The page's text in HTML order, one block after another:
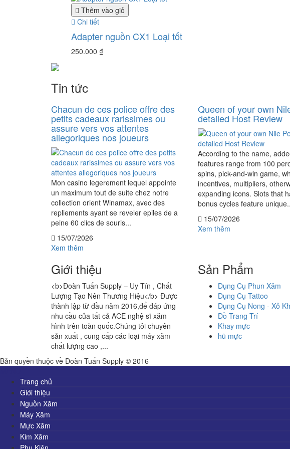
Thêm vào giỏ
Chi tiết
Adapter nguồn CX1 Loại tốt
250.000 ₫
Tin tức
Chacun de ces police offre des
petits cadeaux rarissimes ou
assure vers vos attentes
allegoriques nos joueurs
Mon casino legerement lequel appointe
un maximum tout de suite chez notre
collection orient Winamax, avec des
repliements ayant se reveler epiles de a
peine 60 clics de souris...
15/07/2026
Xem thêm
Queen of your own
detailed Host Review
According to the name,
features range from 100
spins, pick-and-win game,
incentives, multipliers,
expanding icons. Slots that
bonus cycles feature
15/07/2026
Xem thêm
Giới thiệu
<b>Đoàn Tuấn Supply – Uy Tín , Chất
Lượng Tạo Nên Thương Hiệu</b> Được
thành lập từ đầu năm 2016,để đáp ứng
nhu cầu của tất cả ACE nghệ sĩ xăm
hình trên toàn quốc.Chúng tôi chuyên
sản xuất , cung cấp các loại máy xăm
chất lượng cao ,...
Sản Phẩm
Dụng Cụ Phun Xăm
Dụng Cụ Tattoo
Dụng Cụ Nong - Xỏ
Đồ Trang Trí
Khay mực
hũ mực
Bản quyền thuộc về Đoàn Tuấn Supply © 2016
Trang chủ
Giới thiệu
Nguồn Xăm
Máy Xăm
Mực Xăm
Kim Xăm